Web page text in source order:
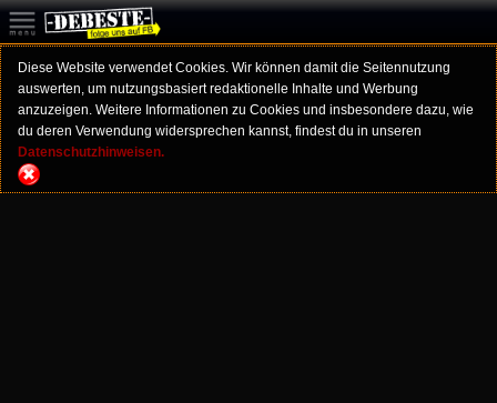
Diese Website verwendet Cookies. Wir können damit die Seitennutzung
auswerten, um nutzungsbasiert redaktionelle Inhalte und Werbung
anzuzeigen. Weitere Informationen zu Cookies und insbesondere dazu, wie
du deren Verwendung widersprechen kannst, findest du in unseren
Datenschutzhinweisen.